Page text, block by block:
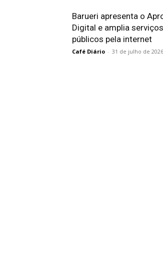
Barueri apresenta o
Digital e amplia serviços
públicos pela internet
Café Diário - 31 de julho de 2026